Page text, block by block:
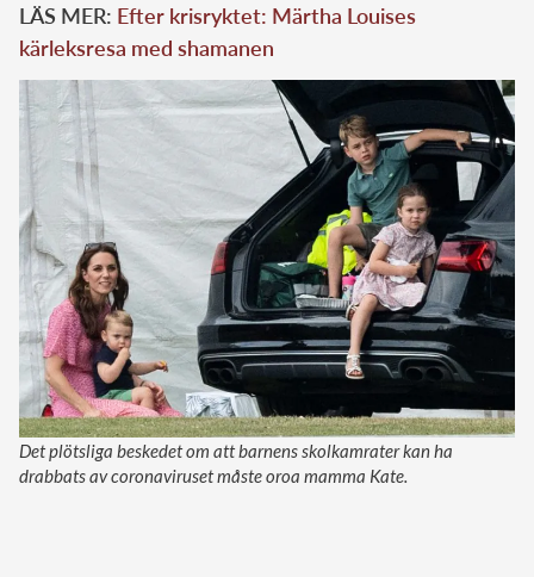
LÄS MER: Efter krisryktet: Märtha Louises
kärleksresa med shamanen
Det plötsliga beskedet om att barnens skolkamrater kan ha
drabbats av coronaviruset måste oroa mamma Kate.